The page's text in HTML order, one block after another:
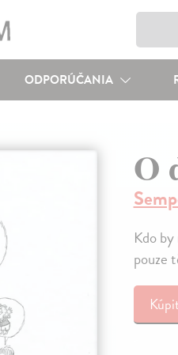
ODPORÚČANIA
O
Kdo
pouze